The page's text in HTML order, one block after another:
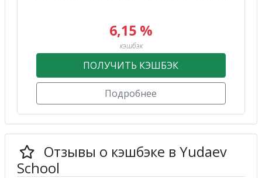
6,15 %
кэшбэк
ПОЛУЧИТЬ КЭШБЭК
Подробнее
Отзывы о кэшбэке в Yudaev
School